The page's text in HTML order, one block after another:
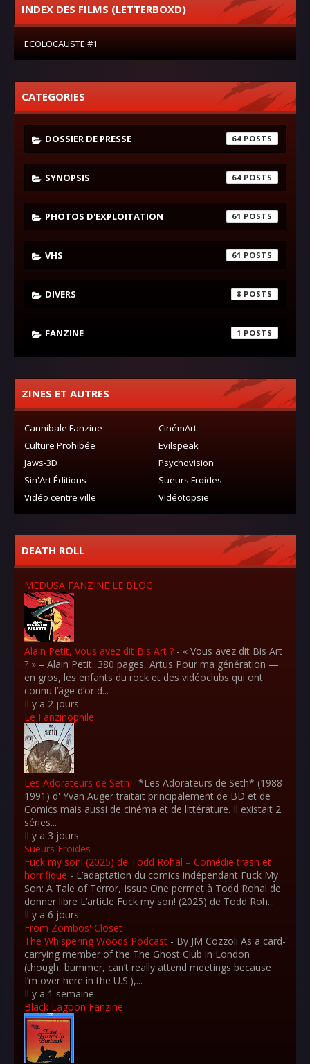
INDEX DES FILMS (LETTERBOXD)
ECOLOCAUSTE #1
CATEGORIES
DOSSIER DE PRESSE 64
SYNOPSIS 64
PHOTOS D'EXPLOITATION 61
VHS 61
DIVERS 8
FANZINE 1
ZINES ET AUTRES
Cannibale Fanzine
CinémArt
Culture Prohibée
Evilspeak
Jaws-3D
Psychovision
Sin'Art Éditions
Sueurs Froides
Vidéo centre ville
Vidéotopsie
DEATH ROLL
MEDUSA FANZINE LE BLOG
Alain Petit, Vous avez dit Bis Art ? - « Vous avez dit Bis Art
? » – Alain Petit, 380 pages, Artus Pour ma génération —
en gros, les enfants du rock et des vidéoclubs qui ont
connu l’âge d’or d...
Il y a 2 jours
Le Fanzinophile
Les Adorateurs de Seth - *Les Adorateurs de Seth* (1988-
1991) d' Yvan Auger traitait principalement de BD et de
Comics mais aussi de cinéma et de littérature. Il existait 2
séries...
Il y a 3 jours
Sueurs Froides
Fuck my son! (2025) de Todd Rohal – Comédie trash et
horrifique - L’adaptation du comics indépendant Fuck My
Son: A Tale of Terror, Issue One permet à Todd Rohal de
donner libre L’article Fuck my son! (2025) de Todd Roh...
Il y a 6 jours
From Zombos' Closet
The Whispering Woods Podcast - By JM Cozzoli As a card-
carrying member of the The Ghost Club in London
(though, bummer, can’t really attend meetings because
I’m over here in the U.S.),...
Il y a 1 semaine
Black Lagoon Fanzine